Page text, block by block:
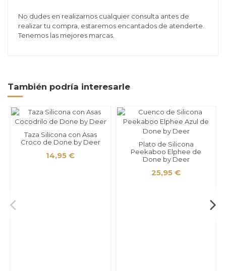
No dudes en realizarnos cualquier consulta antes de
realizar tu compra, estaremos encantados de atenderte.
Tenemos las mejores marcas.
También podría interesarle
Taza Silicona con Asas
Croco de Done by Deer
14,95 €
Plato de Silicona
Peekaboo Elphee de
Done by Deer
25,95 €